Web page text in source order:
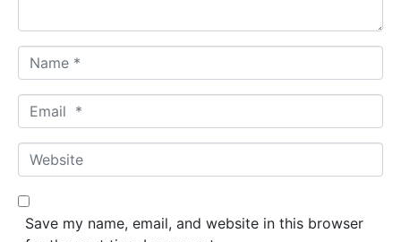
a
m
*
m
a
*
W
e
b
Save my name, email, and website in this browser